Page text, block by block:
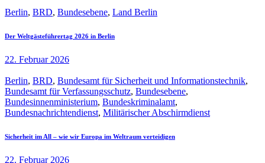
Berlin, BRD, Bundesebene, Land Berlin
Der Weltgästeführertag 2026 in Berlin
22. Februar 2026
Berlin, BRD, Bundesamt für Sicherheit und Informationstechnik,
Bundesamt für Verfassungsschutz, Bundesebene,
Bundesinnenministerium, Bundeskriminalamt,
Bundesnachrichtendienst, Militärischer Abschirmdienst
Sicherheit im All – wie wir Europa im Weltraum verteidigen
22. Februar 2026